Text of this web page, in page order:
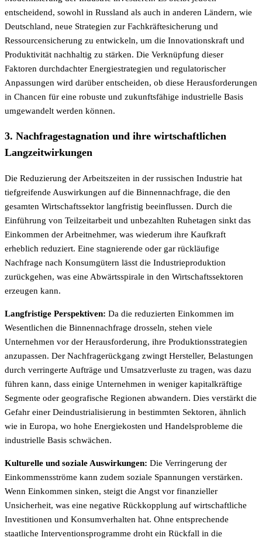
entscheidend, sowohl in Russland als auch in anderen Ländern, wie
Deutschland, neue Strategien zur Fachkräftesicherung und
Ressourcensicherung zu entwickeln, um die Innovationskraft und
Produktivität nachhaltig zu stärken. Die Verknüpfung dieser
Faktoren durchdachter Energiestrategien und regulatorischer
Anpassungen wird darüber entscheiden, ob diese Herausforderungen
in Chancen für eine robuste und zukunftsfähige industrielle Basis
umgewandelt werden können.
3. Nachfragestagnation und ihre wirtschaftlichen
Langzeitwirkungen
Die Reduzierung der Arbeitszeiten in der russischen Industrie hat
tiefgreifende Auswirkungen auf die Binnennachfrage, die den
gesamten Wirtschaftssektor langfristig beeinflussen. Durch die
Einführung von Teilzeitarbeit und unbezahlten Ruhetagen sinkt das
Einkommen der Arbeitnehmer, was wiederum ihre Kaufkraft
erheblich reduziert. Eine stagnierende oder gar rückläufige
Nachfrage nach Konsumgütern lässt die Industrieproduktion
zurückgehen, was eine Abwärtsspirale in den Wirtschaftssektoren
erzeugen kann.
Langfristige Perspektiven: Da die reduzierten Einkommen im
Wesentlichen die Binnennachfrage drosseln, stehen viele
Unternehmen vor der Herausforderung, ihre Produktionsstrategien
anzupassen. Der Nachfragerückgang zwingt Hersteller, Belastungen
durch verringerte Aufträge und Umsatzverluste zu tragen, was dazu
führen kann, dass einige Unternehmen in weniger kapitalkräftige
Segmente oder geografische Regionen abwandern. Dies verstärkt die
Gefahr einer Deindustrialisierung in bestimmten Sektoren, ähnlich
wie in Europa, wo hohe Energiekosten und Handelsprobleme die
industrielle Basis schwächen.
Kulturelle und soziale Auswirkungen: Die Verringerung der
Einkommensströme kann zudem soziale Spannungen verstärken.
Wenn Einkommen sinken, steigt die Angst vor finanzieller
Unsicherheit, was eine negative Rückkopplung auf wirtschaftliche
Investitionen und Konsumverhalten hat. Ohne entsprechende
staatliche Interventionsprogramme droht ein Rückfall in die